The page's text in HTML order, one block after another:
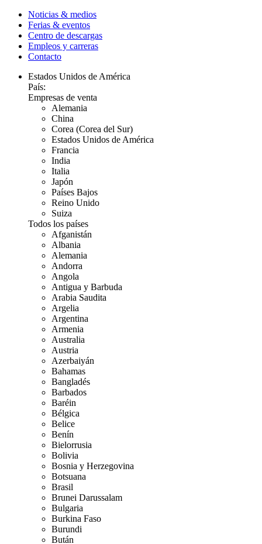
Noticias & medios
Ferias & eventos
Centro de descargas
Empleos y carreras
Contacto
Estados Unidos de América
País:
Empresas de venta
Alemania
China
Corea (Corea del Sur)
Estados Unidos de América
Francia
India
Italia
Japón
Países Bajos
Reino Unido
Suiza
Todos los países
Afganistán
Albania
Alemania
Andorra
Angola
Antigua y Barbuda
Arabia Saudita
Argelia
Argentina
Armenia
Australia
Austria
Azerbaiyán
Bahamas
Bangladés
Barbados
Baréin
Bélgica
Belice
Benín
Bielorrusia
Bolivia
Bosnia y Herzegovina
Botsuana
Brasil
Brunei Darussalam
Bulgaria
Burkina Faso
Burundi
Bután